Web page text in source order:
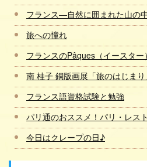
フランス―自然に囲まれた山の
旅への憧れ
フランスのPâques（イースター）
南 桂子 銅版画展「旅のはじまり
フランス語資格試験と勉強
パリ通のおススメ！パリ・レス
今日はクレープの日♪